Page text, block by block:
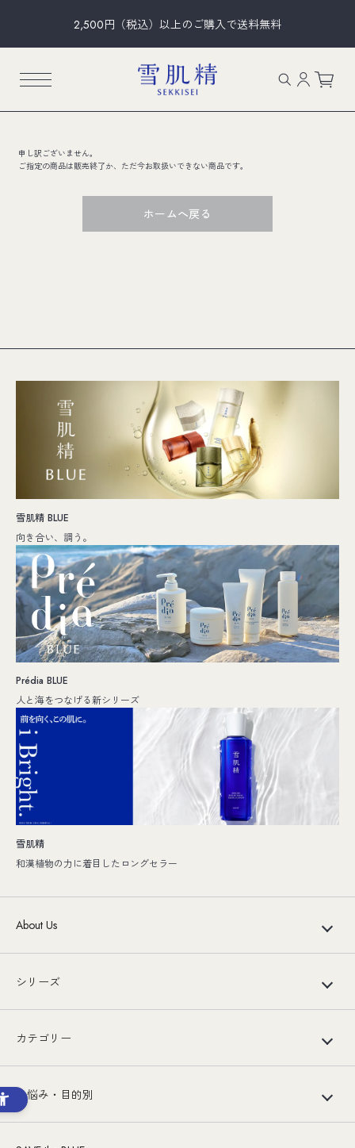
2,500円（税込）以上のご購入で送料無料
申し訳ございません。
ご指定の商品は販売終了か、ただ今お取扱いできない商品です。
ホームへ戻る
雪肌精 BLUE
向き合い、調う。
Prédia BLUE
人と海をつなげる新シリーズ
雪肌精
和漢植物の力に着目したロングセラー
About Us
シリーズ
カテゴリー
お悩み・目的別